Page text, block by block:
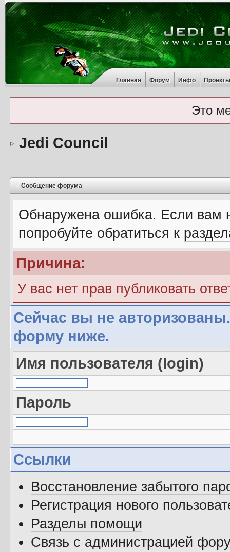
Главная Форум Инфо
Это
Jedi Council
Сообщение форума
Обнаружена ошибка. Если вам
попробуйте обратиться к
Причина:
У вас нет прав публиковать
Сейчас вы не
форму ниже.
Имя пользователя (login)
Пароль
Ссылки
Восстановление забытого
Регистрация нового
Разделы помощи
Связь с администрацией